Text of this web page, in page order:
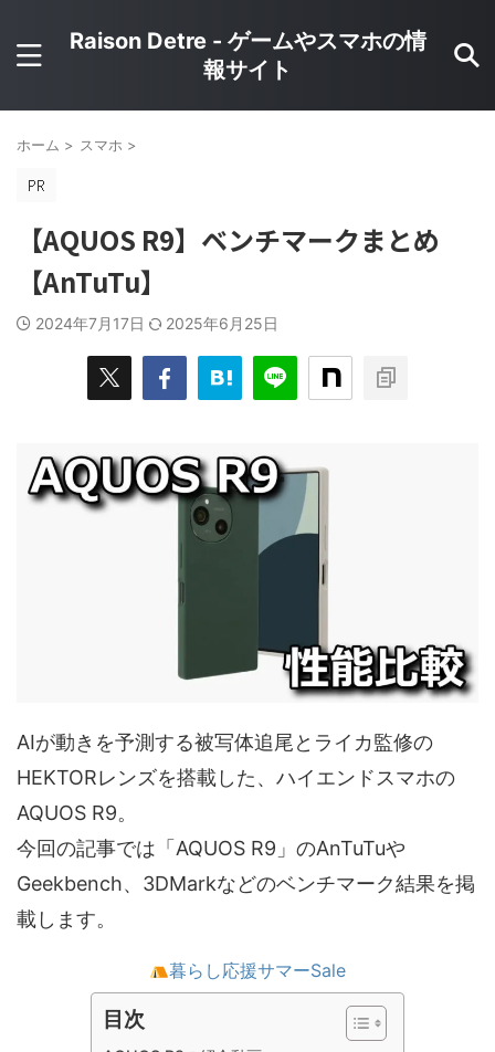
Raison Detre - ゲームやスマホの情
報サイト
ホーム > スマホ >
【AQUOS R9】ベンチマークまとめ
【AnTuTu】
2024年7月17日 2025年6月25日
AIが動きを予測する被写体追尾とライカ監修の
HEKTORレンズを搭載した、ハイエンドスマホの
AQUOS R9。
今回の記事では「AQUOS R9」のAnTuTuや
Geekbench、3DMarkなどのベンチマーク結果を掲
載します。
暮らし応援サマーSale
目次